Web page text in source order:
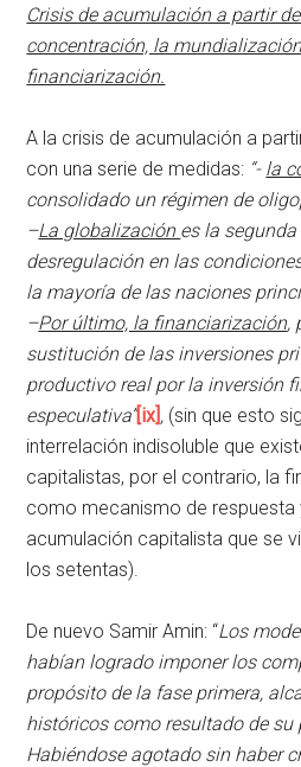
Crisis de acumulación a partir
concentración, la
financiarización.
A la crisis de acumulación a
con una serie de medidas: “- la
consolidado un régimen de
–La globalización es la
desregulación en las
la mayoría de las naciones
–Por último, la financiarización,
sustitución de las inversiones
productivo real por la inversión
especulativa”[ix], (sin que esto
interrelación indisoluble que
capitalistas, por el contrario, la
como mecanismo de respuesta
acumulación capitalista que se
los setentas).
De nuevo Samir Amin: “Los
habían logrado imponer los
propósito de la fase primera,
históricos como resultado de su
Habiéndose agotado sin haber